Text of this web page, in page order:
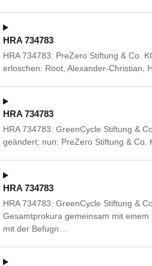
HRA 734783
HRA 734783: PreZero Stiftung & Co.
erloschen: Root, Alexander-Christian,
HRA 734783
HRA 734783: GreenCycle Stiftung &
geändert; nun: PreZero Stiftung & Co.
HRA 734783
HRA 734783: GreenCycle Stiftung &
Gesamtprokura gemeinsam mit
mit der Befugn…